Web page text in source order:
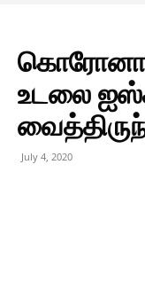
கொரோனா
உடலை
July 4, 2020